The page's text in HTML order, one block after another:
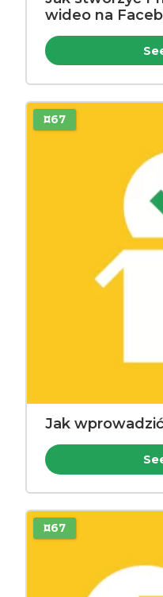
wideo na
¤67
Jak
¤67